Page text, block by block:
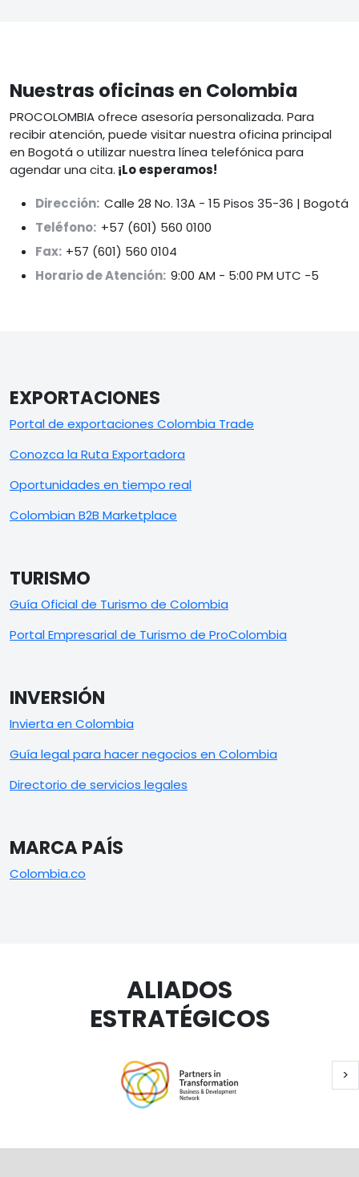
Nuestras oficinas en Colombia
PROCOLOMBIA ofrece asesoría personalizada. Para
recibir atención, puede visitar nuestra oficina principal
en Bogotá o utilizar nuestra línea telefónica para
agendar una cita. ¡Lo esperamos!
Dirección: Calle 28 No. 13A - 15 Pisos 35-36 | Bogotá
Teléfono: +57 (601) 560 0100
Fax: +57 (601) 560 0104
Horario de Atención: 9:00 AM - 5:00 PM UTC -5
EXPORTACIONES
Portal de exportaciones Colombia Trade
Conozca la Ruta Exportadora
Oportunidades en tiempo real
Colombian B2B Marketplace
TURISMO
Guía Oficial de Turismo de Colombia
Portal Empresarial de Turismo de ProColombia
INVERSIÓN
Invierta en Colombia
Guía legal para hacer negocios en Colombia
Directorio de servicios legales
MARCA PAÍS
Colombia.co
ALIADOS
ESTRATÉGICOS
>